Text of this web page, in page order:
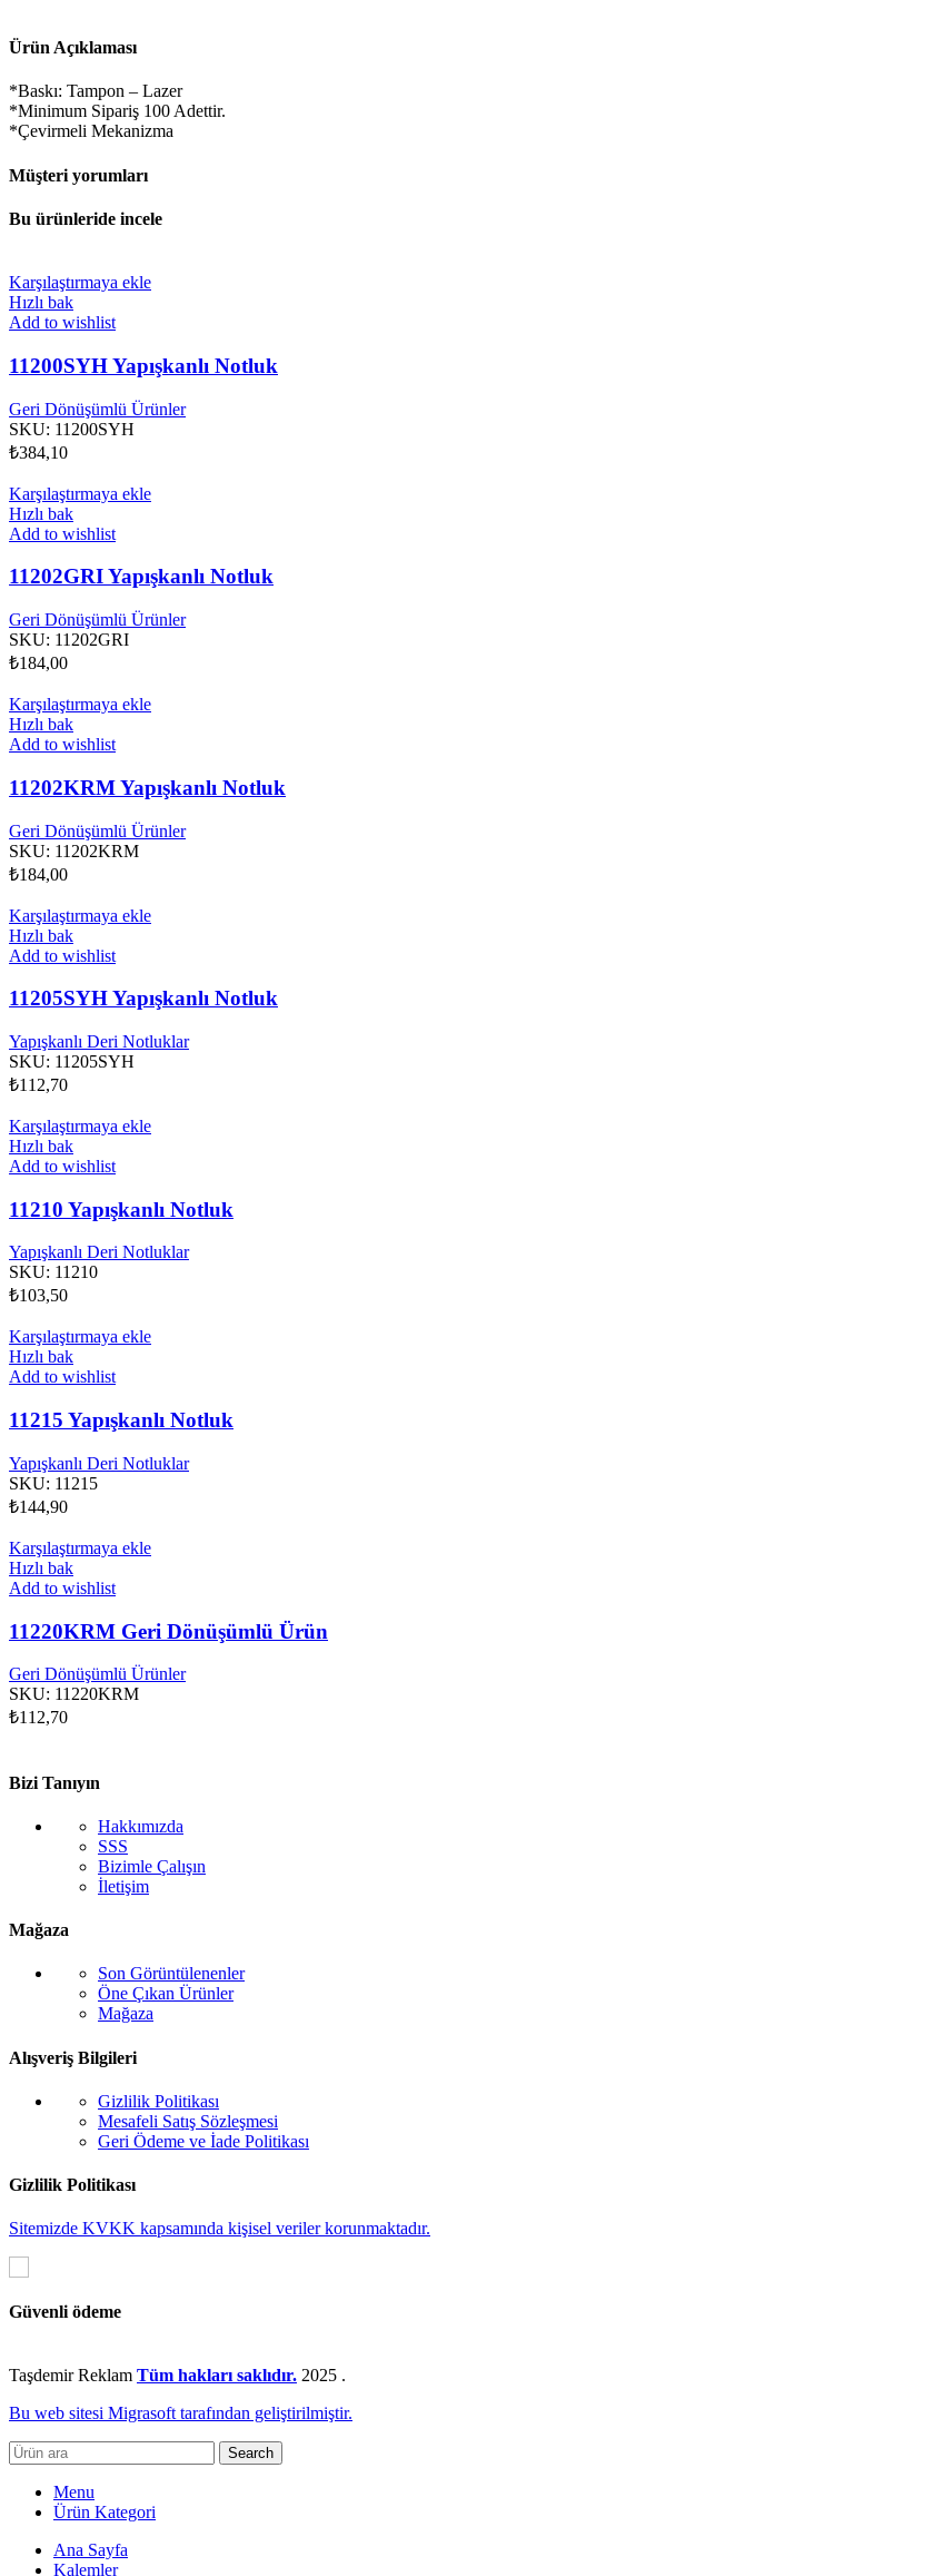
Ürün Açıklaması
*Baskı: Tampon – Lazer
*Minimum Sipariş 100 Adettir.
*Çevirmeli Mekanizma
Müşteri yorumları
Bu ürünleride incele
Karşılaştırmaya ekle
Hızlı bak
Add to wishlist
11200SYH Yapışkanlı Notluk
Geri Dönüşümlü Ürünler
SKU: 11200SYH
₺384,10
Karşılaştırmaya ekle
Hızlı bak
Add to wishlist
11202GRI Yapışkanlı Notluk
Geri Dönüşümlü Ürünler
SKU: 11202GRI
₺184,00
Karşılaştırmaya ekle
Hızlı bak
Add to wishlist
11202KRM Yapışkanlı Notluk
Geri Dönüşümlü Ürünler
SKU: 11202KRM
₺184,00
Karşılaştırmaya ekle
Hızlı bak
Add to wishlist
11205SYH Yapışkanlı Notluk
Yapışkanlı Deri Notluklar
SKU: 11205SYH
₺112,70
Karşılaştırmaya ekle
Hızlı bak
Add to wishlist
11210 Yapışkanlı Notluk
Yapışkanlı Deri Notluklar
SKU: 11210
₺103,50
Karşılaştırmaya ekle
Hızlı bak
Add to wishlist
11215 Yapışkanlı Notluk
Yapışkanlı Deri Notluklar
SKU: 11215
₺144,90
Karşılaştırmaya ekle
Hızlı bak
Add to wishlist
11220KRM Geri Dönüşümlü Ürün
Geri Dönüşümlü Ürünler
SKU: 11220KRM
₺112,70
Bizi Tanıyın
Hakkımızda
SSS
Bizimle Çalışın
İletişim
Mağaza
Son Görüntülenenler
Öne Çıkan Ürünler
Mağaza
Alışveriş Bilgileri
Gizlilik Politikası
Mesafeli Satış Sözleşmesi
Geri Ödeme ve İade Politikası
Gizlilik Politikası
Sitemizde KVKK kapsamında kişisel veriler korunmaktadır.
Güvenli ödeme
Taşdemir Reklam Tüm hakları saklıdır. 2025 .
Bu web sitesi Migrasoft tarafından geliştirilmiştir.
Search
Menu
Ürün Kategori
Ana Sayfa
Kalemler